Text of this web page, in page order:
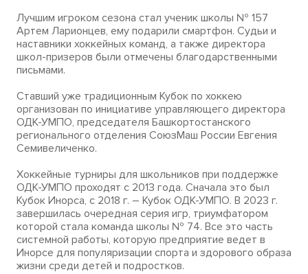
Лучшим игроком сезона стал ученик школы № 157
Артем Ларионцев, ему подарили смартфон. Судьи и
наставники хоккейных команд, а также директора
школ-призеров были отмечены благодарственными
письмами.
Ставший уже традиционным Кубок по хоккею
организован по инициативе управляющего директора
ОДК-УМПО, председателя Башкортостанского
регионального отделения СоюзМаш России Евгения
Семивеличенко.
Хоккейные турниры для школьников при поддержке
ОДК-УМПО проходят с 2013 года. Сначала это был
Кубок Инорса, с 2018 г. – Кубок ОДК-УМПО. В 2023 г.
завершилась очередная серия игр, триумфатором
которой стала команда школы № 74. Все это часть
системной работы, которую предприятие ведет в
Инорсе для популяризации спорта и здорового образа
жизни среди детей и подростков.